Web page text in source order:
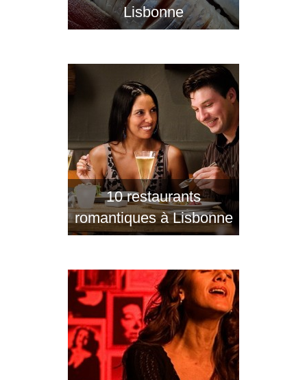
Lisbonne
10 restaurants
romantiques à Lisbonne